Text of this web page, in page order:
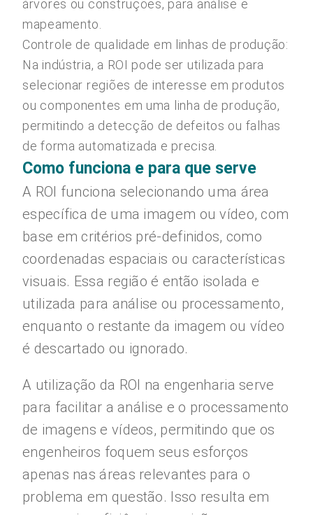
árvores ou construções, para análise e
mapeamento.
Controle de qualidade em linhas de produção:
Na indústria, a ROI pode ser utilizada para
selecionar regiões de interesse em produtos
ou componentes em uma linha de produção,
permitindo a detecção de defeitos ou falhas
de forma automatizada e precisa.
Como funciona e para que serve
A ROI funciona selecionando uma área
específica de uma imagem ou vídeo, com
base em critérios pré-definidos, como
coordenadas espaciais ou características
visuais. Essa região é então isolada e
utilizada para análise ou processamento,
enquanto o restante da imagem ou vídeo
é descartado ou ignorado.
A utilização da ROI na engenharia serve
para facilitar a análise e o processamento
de imagens e vídeos, permitindo que os
engenheiros foquem seus esforços
apenas nas áreas relevantes para o
problema em questão. Isso resulta em